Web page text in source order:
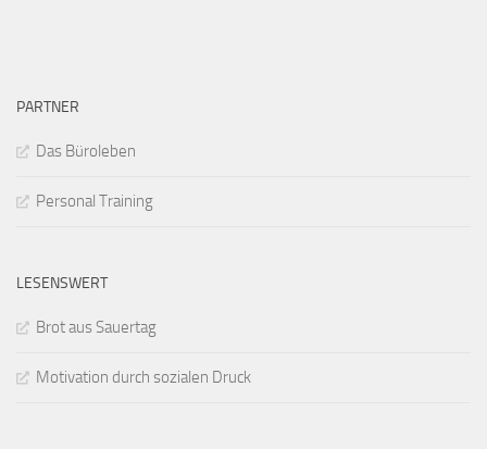
PARTNER
Das Büroleben
Personal Training
LESENSWERT
Brot aus Sauertag
Motivation durch sozialen Druck